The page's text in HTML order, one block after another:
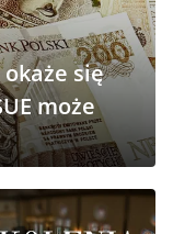
okaże się
może